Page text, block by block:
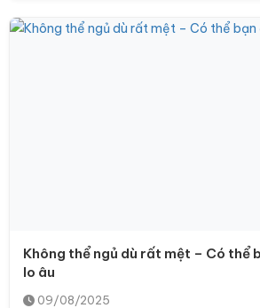
Không thể ngủ dù rất mệt – Có thể
lo âu
09/08/2025